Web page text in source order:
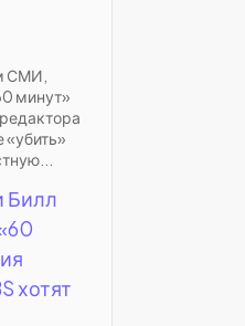
СМИ,
минут»
«убить»
Билл
хотят